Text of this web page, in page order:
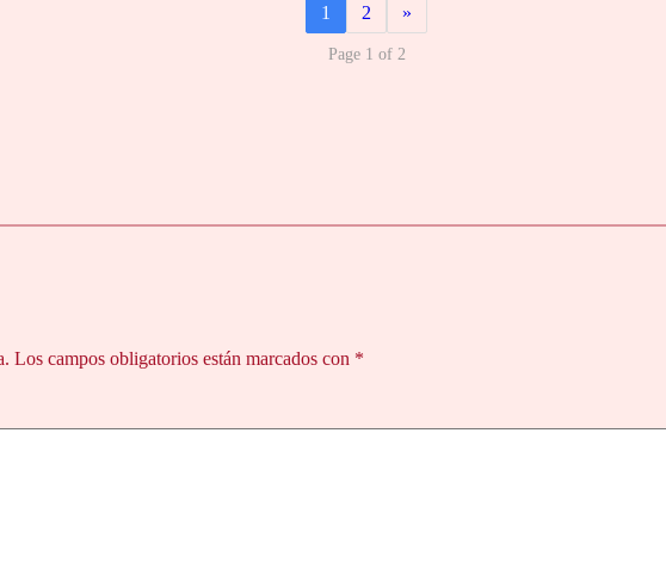
1 2 »
Page 1 of 2
Los campos obligatorios están marcados con *